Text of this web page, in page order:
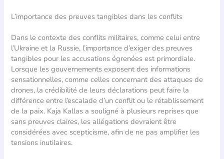
L’importance des preuves tangibles dans les conflits
Dans le contexte des conflits militaires, comme celui entre
l’Ukraine et la Russie, l’importance d’exiger des preuves
tangibles pour les accusations égrenées est primordiale.
Lorsque les gouvernements exposent des informations
sensationnelles, comme celles concernant des attaques de
drones, la crédibilité de leurs déclarations peut faire la
différence entre l’escalade d’un conflit ou le rétablissement
de la paix. Kaja Kallas a souligné à plusieurs reprises que
sans preuves claires, les allégations devraient être
considérées avec scepticisme, afin de ne pas amplifier les
tensions inutilaires.